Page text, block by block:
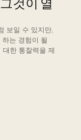
것이 열
보일 수 있지만,
는 경험이 될
한 통찰력을 제